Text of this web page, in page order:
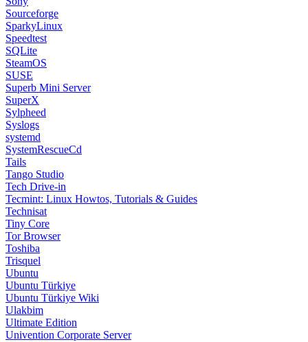
Sylpheed
Syslogs
systemd
SystemRescueCd
Tails
Tango Studio
Tech Drive-in
Tecmint: Linux Howtos, Tutorials & Guides
Technisat
Tiny Core
Tor Browser
Toshiba
Trisquel
Ubuntu
Ubuntu Türkiye
Ubuntu Türkiye Wiki
Ulakbim
Ultimate Edition
Univention Corporate Server
Unixmen
Ututo
VectorLinux
Vine Linux
VirtualBox
wattOS
Webconverger
Web Upd8